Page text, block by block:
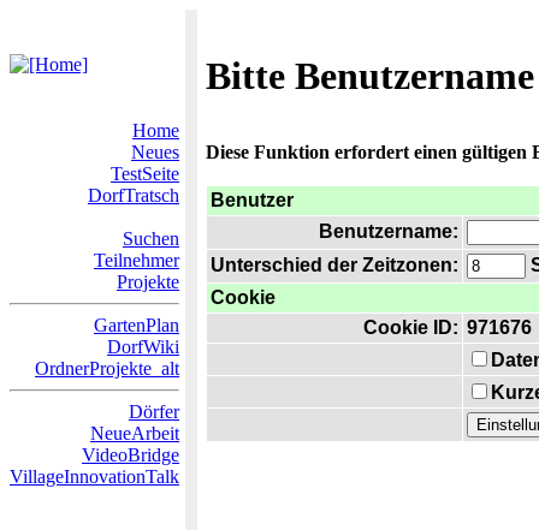
Bitte
Home
Neues
TestSeite
DorfTratsch
Suchen
Teilnehmer
Projekte
GartenPlan
DorfWiki
OrdnerProjekte_alt
Dörfer
NeueArbeit
VideoBridge
VillageInnovationTalk
Diese Funktion erfordert einen gültigen
Benutzer
Benutzername:
Unterschied der Zeitzonen:
Cookie
Cookie ID: 971676